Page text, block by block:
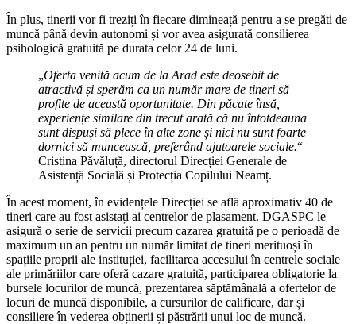
În plus, tinerii vor fi treziți în fiecare dimineață pentru a se pregăti de
muncă până devin autonomi și vor avea asigurată consilierea
psihologică gratuită pe durata celor 24 de luni.
„Oferta venită acum de la Arad este deosebit de
atractivă și sperăm ca un număr mare de tineri să
profite de această oportunitate. Din păcate însă,
experiențe similare din trecut arată că nu întotdeauna
sunt dispuși să plece în alte zone și nici nu sunt foarte
dornici să muncească, preferând ajutoarele sociale.“
Cristina Păvăluță, directorul Direcției Generale de
Asistență Socială și Protecția Copilului Neamț.
În acest moment, în evidențele Direcției se află aproximativ 40 de
tineri care au fost asistați ai centrelor de plasament. DGASPC le
asigură o serie de servicii precum cazarea gratuită pe o perioadă de
maximum un an pentru un număr limitat de tineri merituoși în
spațiile proprii ale instituției, facilitarea accesului în centrele sociale
ale primăriilor care oferă cazare gratuită, participarea obligatorie la
bursele locurilor de muncă, prezentarea săptămânală a ofertelor de
locuri de muncă disponibile, a cursurilor de calificare, dar și
consiliere în vederea obținerii și păstrării unui loc de muncă.